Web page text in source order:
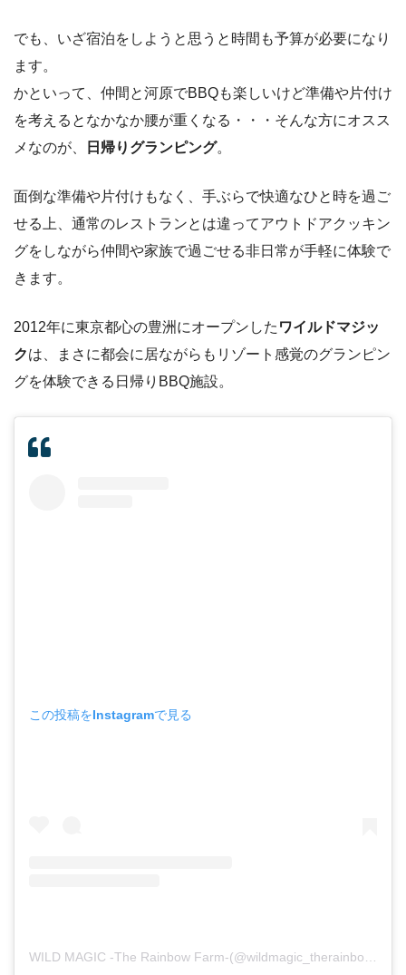
でも、いざ宿泊をしようと思うと時間も予算が必要になり
ます。
かといって、仲間と河原でBBQも楽しいけど準備や片付け
を考えるとなかなか腰が重くなる・・・そんな方にオスス
メなのが、
日帰りグランピング。
面倒な準備や片付けもなく、手ぶらで快適なひと時を過ご
せる上、通常のレストランとは違ってアウトドアクッキン
グをしながら仲間や家族で過ごせる非日常が手軽に体験で
きます。
2012年に東京都心の豊洲にオープンした ワイルドマジッ
クは、まさに都会に居ながらもリゾート感覚のグランピン
グを体験できる日帰りBBQ施設。
この投稿をInstagramで見る
WILD MAGIC -The Rainbow Farm-(@wildmagic_therainbowfarm)がシェアした投稿